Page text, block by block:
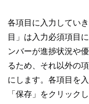
各項目に入力してい
目」は入力必須項目
ンバーが進捗状況や
るため、それ以外の
にします。各項目を
「保存」をクリックし